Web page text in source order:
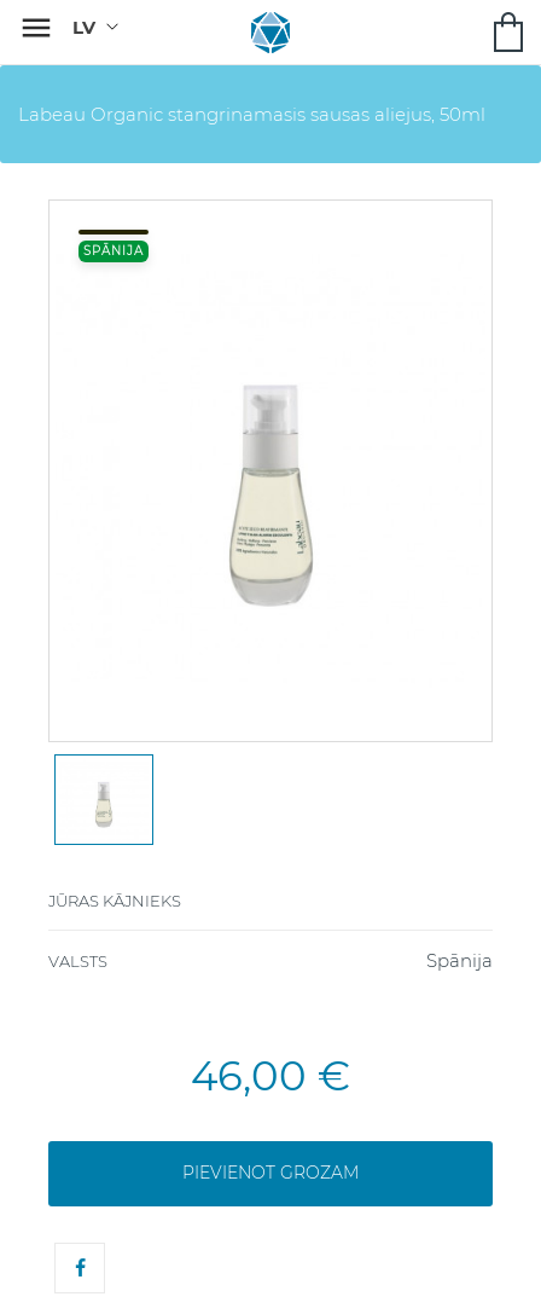

Labeau Organic stangrinamasis sausas aliejus, 50ml
SPĀNIJA
JŪRAS KĀJNIEKS
VALSTS Spānija
46,00 €
PIEVIENOT GROZAM